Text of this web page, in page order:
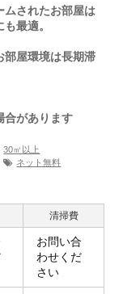
ムされたお部屋は
最適。
部屋環境は長期滞
合があります
30㎡以上
ネット無料
清掃費
お問い合
わせくだ
さい